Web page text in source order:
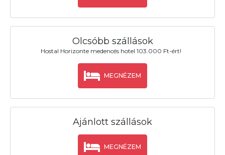
Olcsóbb szállások
Hostal Horizonte medencés hotel 103.000 Ft-ért!
MEGNÉZEM
Ajánlott szállások
MEGNÉZEM